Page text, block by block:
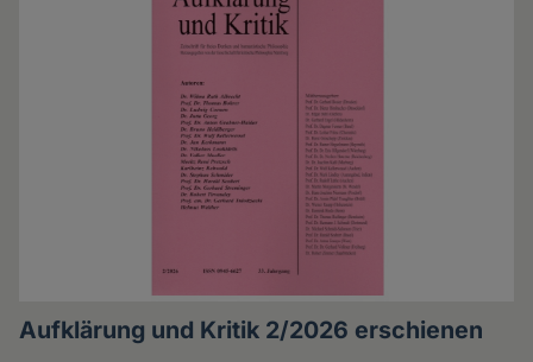
Aufklärung und Kritik 2/2026 erschienen